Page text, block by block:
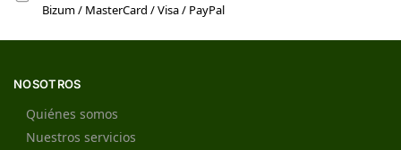
Bizum / MasterCard / Visa / PayPal
NOSOTROS
Quiénes somos
Nuestros servicios